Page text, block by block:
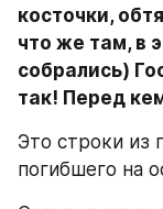
косточки,
что же там, в
собрались)
так! Перед
Это строки из
погибшего на